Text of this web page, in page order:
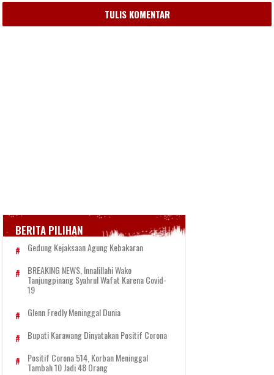
TULIS KOMENTAR
BERITA PILIHAN
Gedung Kejaksaan Agung Kebakaran
BREAKING NEWS, Innalillahi Wako
Tanjungpinang Syahrul Wafat Karena Covid-
19
Glenn Fredly Meninggal Dunia
Bupati Karawang Dinyatakan Positif Corona
Positif Corona 514, Korban Meninggal
Tambah 10 Jadi 48 Orang